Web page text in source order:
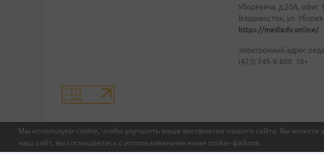
Мы используем cookie, чтобы улучшить ваше восприятие нашего сайта. Вы
наш сайт, вы соглашаетесь с использованием нами cookie-файлов.
Уборевича, д.20А, офис
Владивосток, ул.
https://mediadv.online/
Электронный адрес
(423) 249-8-800. 18+